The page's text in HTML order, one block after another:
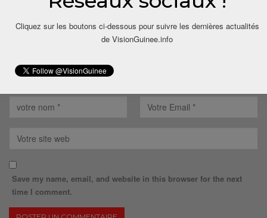
Save my name, email, and website in this browser for the next
time I comment.
Cliquez sur les boutons ci-dessous pour suivre les dernières actualités
de VisionGuinee.info